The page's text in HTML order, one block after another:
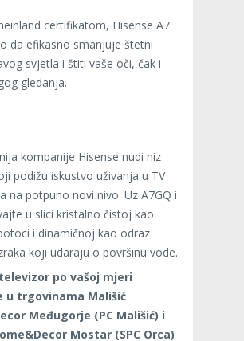
certifikatom, Hisense A7
da efikasno smanjuje štetni
svjetla i štiti vaše oči, čak i
gledanja.
kompanije Hisense nudi niz
podižu iskustvo uživanja u TV
na potpuno novi nivo. Uz A7GQ i
u slici kristalno čistoj kao
i dinamičnoj kao odraz
koji udaraju o površinu vode.
po vašoj mjeri
u trgovinama Mališić
Međugorje (PC Mališić) i
Mostar (SPC Orca)